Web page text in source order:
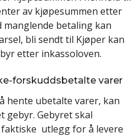
av kjøpesummen etter
betaling kan
bli sendt til Kjøper kan
etter inkassoloven.
forskuddsbetalte varer
hente ubetalte varer, kan
gebyr. Gebyret skal
utlegg for å levere